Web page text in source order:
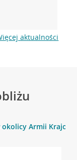
aktualności
okolicy Armii